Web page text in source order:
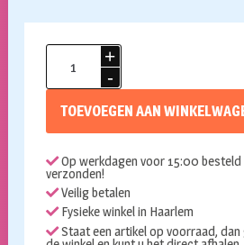
pistool
TOEVOEGEN AAN
Op werkdagen voor 15:00
verzonden!
Veilig betalen
Fysieke winkel in Haarlem
Staat een artikel op voorraad,